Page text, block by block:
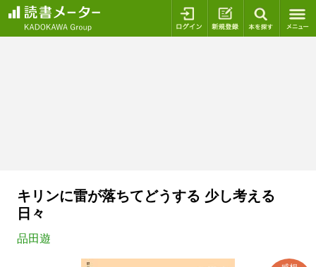
ログイン 新規登録
キリンに雷が落ちてどうする 少し考える
日々
品田遊